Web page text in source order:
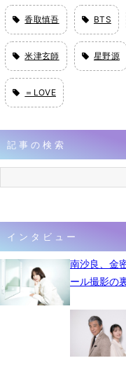
香取慎吾 BTS
米津玄師 星野源
＝LOVE
記事の検索
インタビュー
南沙良、金
ール撮影の